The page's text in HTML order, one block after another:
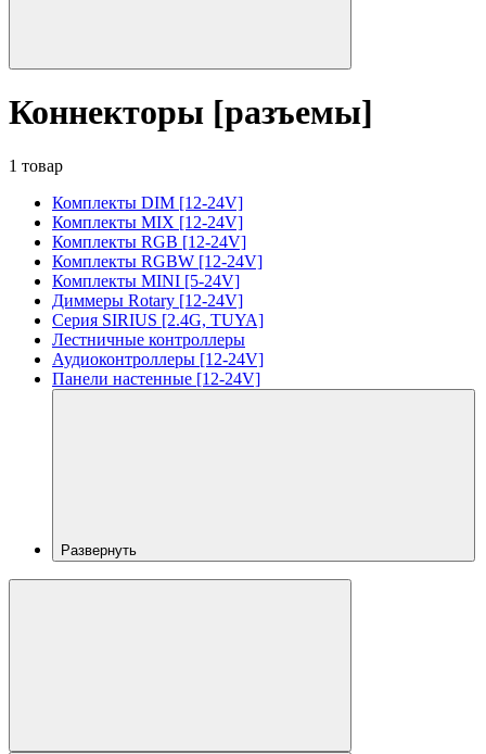
Коннекторы [разъемы]
1 товар
Комплекты DIM [12-24V]
Комплекты MIX [12-24V]
Комплекты RGB [12-24V]
Комплекты RGBW [12-24V]
Комплекты MINI [5-24V]
Диммеры Rotary [12-24V]
Серия SIRIUS [2.4G, TUYA]
Лестничные контроллеры
Аудиоконтроллеры [12-24V]
Панели настенные [12-24V]
Развернуть